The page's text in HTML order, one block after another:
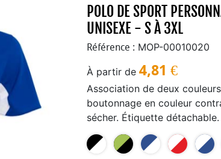
POLO DE SPORT
UNISEXE - S À 3XL
Référence : MOP-00010020
À partir de 4,81 €
Association de deux
boutonnage en couleur
sécher. Étiquette détachable.